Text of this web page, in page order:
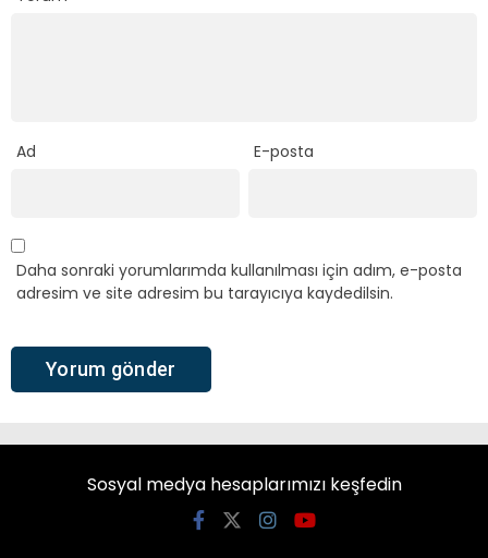
Ad E-posta
Daha sonraki yorumlarımda kullanılması için adım, e-posta
adresim ve site adresim bu tarayıcıya kaydedilsin.
Sosyal medya hesaplarımızı keşfedin